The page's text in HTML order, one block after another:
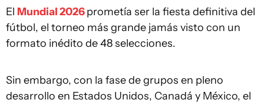
El Mundial 2026prometía ser la fiesta definitiva del
fútbol, el torneo más grande jamás visto con un
formato inédito de 48 selecciones.
Sin embargo, con la fase de grupos en pleno
desarrollo en Estados Unidos, Canadá y México, el